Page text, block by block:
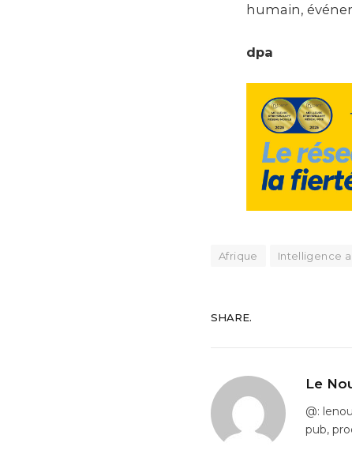
humain,
dpa
Afrique Intelligence
SHARE.
Le
@:
pub,